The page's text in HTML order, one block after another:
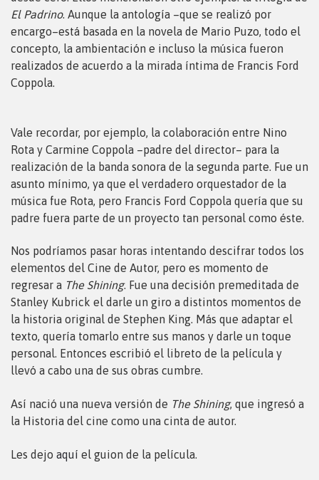
El Padrino. Aunque la antología –que se realizó por
encargo–está basada en la novela de Mario Puzo, todo el
concepto, la ambientación e incluso la música fueron
realizados de acuerdo a la mirada íntima de Francis Ford
Coppola.
Vale recordar, por ejemplo, la colaboración entre Nino
Rota y Carmine Coppola –padre del director– para la
realización de la banda sonora de la segunda parte. Fue un
asunto mínimo, ya que el verdadero orquestador de la
música fue Rota, pero Francis Ford Coppola quería que su
padre fuera parte de un proyecto tan personal como éste.
Nos podríamos pasar horas intentando descifrar todos los
elementos del Cine de Autor, pero es momento de
regresar a The Shining. Fue una decisión premeditada de
Stanley Kubrick el darle un giro a distintos momentos de
la historia original de Stephen King. Más que adaptar el
texto, quería tomarlo entre sus manos y darle un toque
personal. Entonces escribió el libreto de la película y
llevó a cabo una de sus obras cumbre.
Así nació una nueva versión de The Shining, que ingresó a
la Historia del cine como una cinta de autor.
Les dejo aquí el guion de la película.